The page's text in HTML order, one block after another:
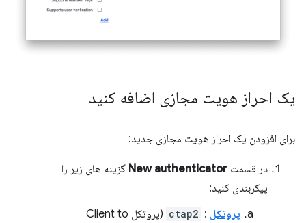
یک احراز هویت مجازی اضافه کنید
برای افزودن یک احراز هویت مجازی جدید:
در قسمت New authenticator گزینه های زیر را
پیکربندی کنید:
پروتکل :
ctap2
(پروتکل Client to